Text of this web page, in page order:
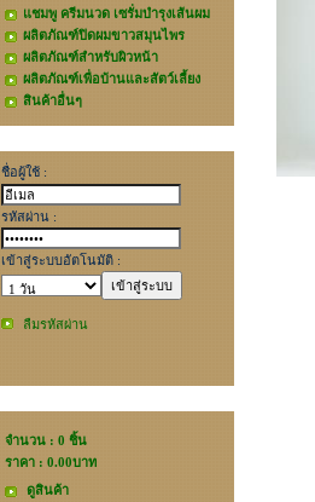
แชมพู ครีมนวด เซรั่มบำรุงเส้นผม
ผลิตภัณฑ์ปิดผมขาวสมุนไพร
ผลิตภัณฑ์สำหรับผิวหน้า
ผลิตภัณฑ์เพื่อบ้านและสัตว์เลี้ยง
สินค้าอื่นๆ
ชื่อผู้ใช้ :
รหัสผ่าน :
เข้าสู่ระบบอัตโนมัติ :
ลืมรหัสผ่าน
จำนวน : 0 ชิ้น
ราคา : 0.00บาท
ดูสินค้า